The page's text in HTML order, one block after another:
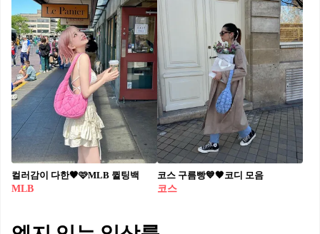
컬러감이 다한🖤🩷MLB 퀼팅백
MLB
코스 구름빵💙🖤코디 모음
코스